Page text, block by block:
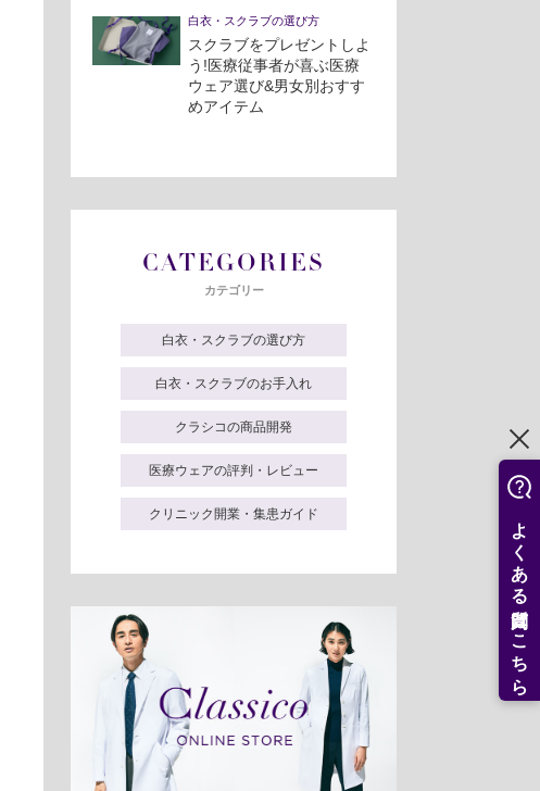
よくある質問はこちら
白衣・スクラブの選び方
スクラブをプレゼントしよ
う!医療従事者が喜ぶ医療
ウェア選び&男女別おすす
めアイテム
CATEGORIES
カテゴリー
白衣・スクラブの選び方
白衣・スクラブのお手入れ
クラシコの商品開発
医療ウェアの評判・レビュー
クリニック開業・集患ガイド